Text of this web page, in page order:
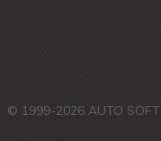
© 1999-2026 AUTO SOFT